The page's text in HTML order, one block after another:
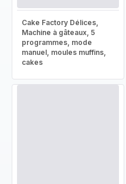
Cake Factory Délices,
Machine à gâteaux, 5
programmes, mode
manuel, moules muffins,
cakes